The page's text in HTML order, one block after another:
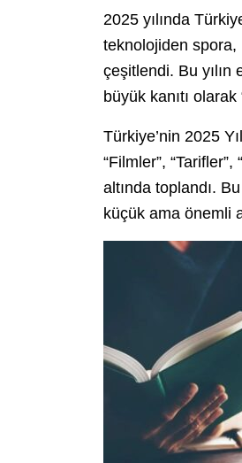
2025 yılında
teknolojiden spora,
çeşitlendi. Bu yılın
büyük kanıtı
Türkiye’nin 2025
“Filmler”,
altında toplandı.
küçük ama önemli